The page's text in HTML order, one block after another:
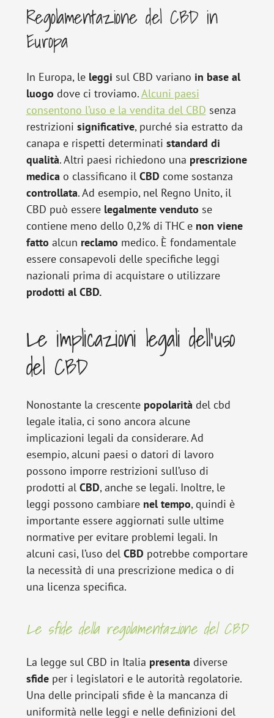
Regolamentazione del CBD in
Europa
In Europa, le leggi sul CBD variano in base al
luogo dove ci troviamo.Alcuni paesi
consentono l’uso e la vendita del CBD senza
restrizioni significative, purché sia estratto da
canapa e rispetti determinati standard di
qualità. Altri paesi richiedono una prescrizione
medica o classificano il CBD come sostanza
controllata. Ad esempio, nel Regno Unito, il
CBD può essere legalmente venduto se
contiene meno dello 0,2% di THC e non viene
fatto alcun reclamo medico. È fondamentale
essere consapevoli delle specifiche leggi
nazionali prima di acquistare o utilizzare
prodotti al CBD.
Le implicazioni legali dell’uso
del CBD
Nonostante la crescente popolarità del cbd
legale italia, ci sono ancora alcune
implicazioni legali da considerare. Ad
esempio, alcuni paesi o datori di lavoro
possono imporre restrizioni sull’uso di
prodotti al CBD, anche se legali. Inoltre, le
leggi possono cambiare nel tempo, quindi è
importante essere aggiornati sulle ultime
normative per evitare problemi legali. In
alcuni casi, l’uso del CBD potrebbe comportare
la necessità di una prescrizione medica o di
una licenza specifica.
Le sfide della regolamentazione del CBD
La legge sul CBD in Italia presenta diverse
sfideper i legislatori e le autorità regolatorie.
Una delle principali sfide è la mancanza di
uniformità nelle leggi e nelle definizioni del